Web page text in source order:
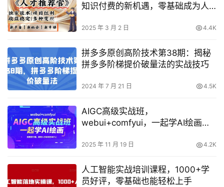
知识付费的新机遇，零基础成为人
2025 年 3 月 2 日 4.4K
拼多多原创高阶技术第38期：揭秘
拼多多阶梯提价破量法的实战技巧
2024 年 7 月 21 日 4.5K
AIGC高级实战班，
webui+comfyui，一起学AI绘画，
上
2025 年 11 月 19 日 4.2K
人工智能实战培训课程，1000+学
员好评，零基础也能轻松上手